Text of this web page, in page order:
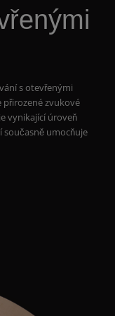
s otevřenými
přirozené zvukové
vynikající úroveň
současně umocňuje